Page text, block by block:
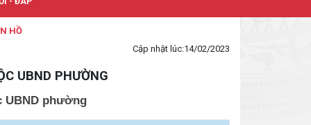
Cập nhật lúc:14/02/2023
UBND PHƯỜNG
UBND phường